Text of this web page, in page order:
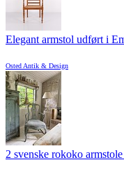
Elegant armstol udført i
Osted Antik & Design
2 svenske rokoko